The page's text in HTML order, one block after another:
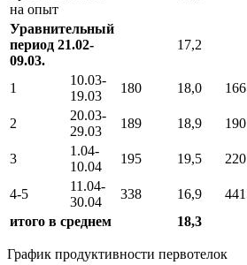
на опыт
Уравнительный
период 21.02-
09.03.
17,2
1
10.03-
19.03
180 18,0 166
2
20.03-
29.03
189 18,9 190
3
1.04-
10.04
195 19,5 220
4-5
11.04-
30.04
338 16,9 441
итого в среднем
18,3
График продуктивности первотелок